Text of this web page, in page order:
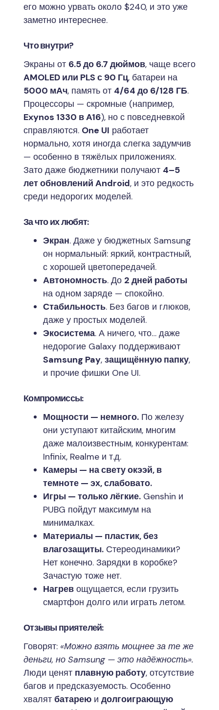
его можно урвать около $240, и это уже
заметно интереснее.
Что внутри?
Экраны от 6.5 до 6.7 дюймов, чаще всего
AMOLED или PLS с 90 Гц, батареи на
5000 мАч, память от 4/64 до 6/128 ГБ.
Процессоры — скромные (например,
Exynos 1330 в A16), но с повседневкой
справляются. One UI работает
нормально, хотя иногда слегка задумчив
— особенно в тяжёлых приложениях.
Зато даже бюджетники получают 4–5
лет обновлений Android, и это редкость
среди недорогих моделей.
За что их любят:
Экран. Даже у бюджетных Samsung
он нормальный: яркий, контрастный,
с хорошей цветопередачей.
Автономность. До 2 дней работы
на одном заряде — спокойно.
Стабильность. Без багов и глюков,
даже у простых моделей.
Экосистема. А ничего, что… даже
недорогие Galaxy поддерживают
Samsung Pay, защищённую папку,
и прочие фишки One UI.
Компромиссы:
Мощности — немного. По железу
они уступают китайским, многим
даже малоизвестным, конкурентам:
Infinix, Realme и т.д.
Камеры — на свету окээй, в
темноте — эх, слабовато.
Игры — только лёгкие. Genshin и
PUBG пойдут максимум на
минималках.
Материалы — пластик, без
влагозащиты. Стереодинамики?
Нет конечно. Зарядки в коробке?
Зачастую тоже нет.
Нагрев ощущается, если грузить
смартфон долго или играть летом.
Отзывы приятелей:
Говорят: «Можно взять мощнее за те же
деньги, но Samsung — это надёжность».
Люди ценят плавную работу, отсутствие
багов и предсказуемость. Особенно
хвалят батарею и долгоиграющую